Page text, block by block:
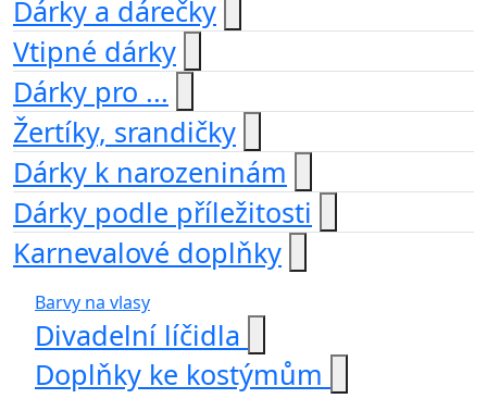
Dárky a dárečky
Vtipné dárky
Dárky pro ...
Žertíky, srandičky
Dárky k narozeninám
Dárky podle příležitosti
Karnevalové doplňky
Barvy na vlasy
Divadelní líčidla
Doplňky ke kostýmům